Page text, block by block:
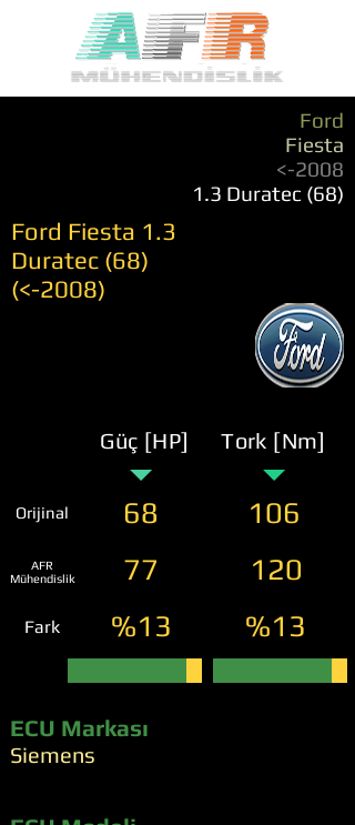
Ford
Fiesta
<-2008
1.3 Duratec (68)
Ford Fiesta 1.3
Duratec (68)
(<-2008)
Güç [HP] Tork [Nm]
Orijinal 68 106
AFR
Mühendislik
77 120
Fark %13 %13
ECU Markası
Siemens